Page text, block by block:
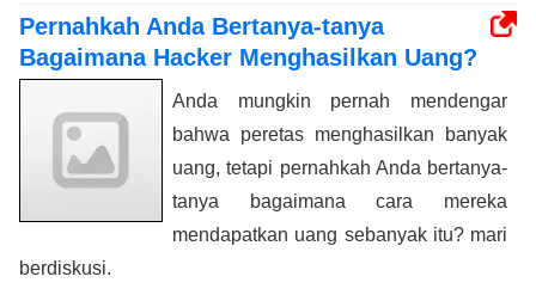
Pernahkah Anda Bertanya-tanya
Bagaimana Hacker Menghasilkan Uang?
Anda mungkin pernah mendengar
bahwa peretas menghasilkan banyak
uang, tetapi pernahkah Anda bertanya-
tanya bagaimana cara mereka
mendapatkan uang sebanyak itu? mari
berdiskusi.